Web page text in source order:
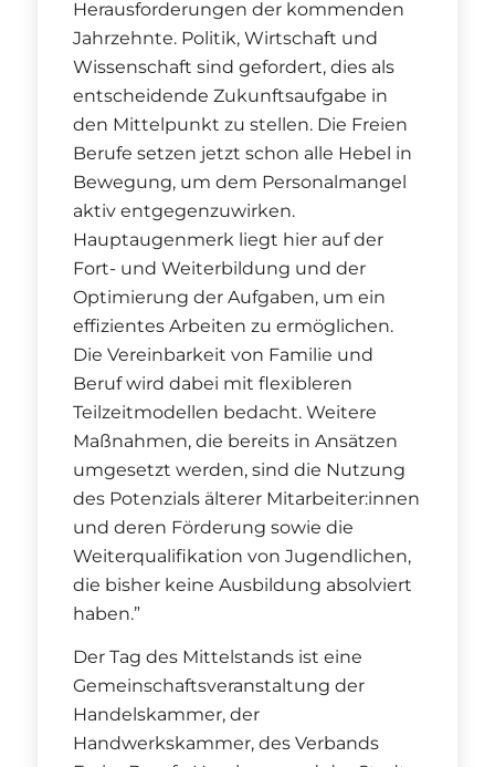
Herausforderungen der kommenden
Jahrzehnte. Politik, Wirtschaft und
Wissenschaft sind gefordert, dies als
entscheidende Zukunftsaufgabe in
den Mittelpunkt zu stellen. Die Freien
Berufe setzen jetzt schon alle Hebel in
Bewegung, um dem Personalmangel
aktiv entgegenzuwirken.
Hauptaugenmerk liegt hier auf der
Fort- und Weiterbildung und der
Optimierung der Aufgaben, um ein
effizientes Arbeiten zu ermöglichen.
Die Vereinbarkeit von Familie und
Beruf wird dabei mit flexibleren
Teilzeitmodellen bedacht. Weitere
Maßnahmen, die bereits in Ansätzen
umgesetzt werden, sind die Nutzung
des Potenzials älterer Mitarbeiter:innen
und deren Förderung sowie die
Weiterqualifikation von Jugendlichen,
die bisher keine Ausbildung absolviert
haben.”
Der Tag des Mittelstands ist eine
Gemeinschaftsveranstaltung der
Handelskammer, der
Handwerkskammer, des Verbands